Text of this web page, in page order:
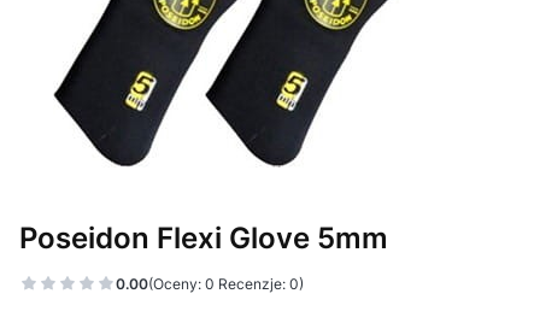
Poseidon Flexi Glove 5mm
0.00(Oceny: 0 Recenzje: 0)